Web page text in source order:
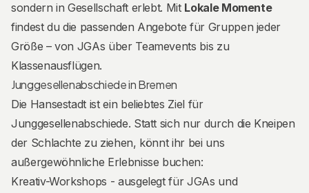
sondern in Gesellschaft erlebt. Mit Lokale Momente
findest du die passenden Angebote für Gruppen jeder
Größe – von JGAs über Teamevents bis zu
Klassenausflügen.
Junggesellenabschiede in Bremen
Die Hansestadt ist ein beliebtes Ziel für
Junggesellenabschiede. Statt sich nur durch die Kneipen
der Schlachte zu ziehen, könnt ihr bei uns
außergewöhnliche Erlebnisse buchen:
Kreativ-Workshops - ausgelegt für JGAs und